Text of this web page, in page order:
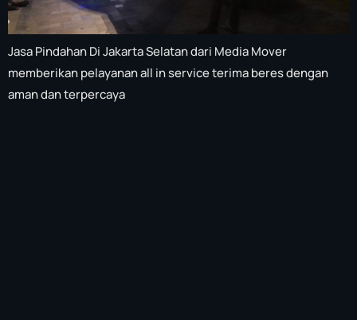
Jasa Pindahan Di Jakarta Selatan dari Media Mover
memberikan pelayanan all in service terima beres dengan
aman dan terpercaya